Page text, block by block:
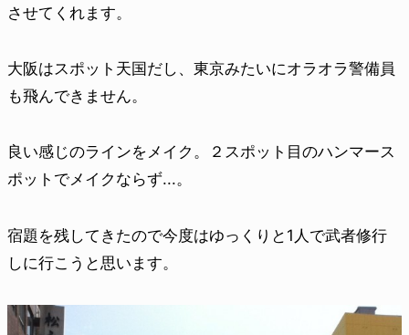
させてくれます。
大阪はスポット天国だし、東京みたいにオラオラ警備員
も飛んできません。
良い感じのラインをメイク。２スポット目のハンマース
ポットでメイクならず...。
宿題を残してきたので今度はゆっくりと1人で武者修行
しに行こうと思います。